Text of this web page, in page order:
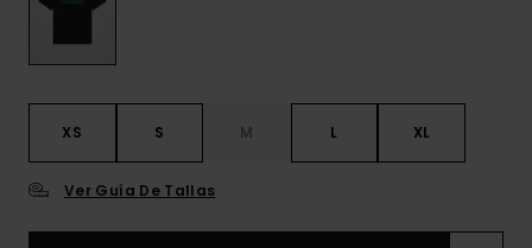
XS S M L XL
Ver Guía De Tallas